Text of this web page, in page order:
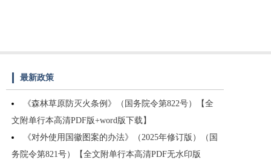
最新政策
《森林草原防灭火条例》（国务院令第822号）【全
文附单行本高清PDF版+word版下载】
《对外使用国徽图案的办法》（2025年修订版）（国
务院令第821号）【全文附单行本高清PDF无水印版